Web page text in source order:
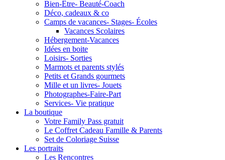
Bien-Être- Beauté-Coach
Déco, cadeaux & co
Camps de vacances- Stages- Écoles
Vacances Scolaires
Hébergement-Vacances
Idées en boite
Loisirs- Sorties
Marmots et parents stylés
Petits et Grands gourmets
Mille et un livres- Jouets
Photographes-Faire-Part
Services- Vie pratique
La boutique
Votre Family Pass gratuit
Le Coffret Cadeau Famille & Parents
Set de Coloriage Suisse
Les portraits
Les Rencontres